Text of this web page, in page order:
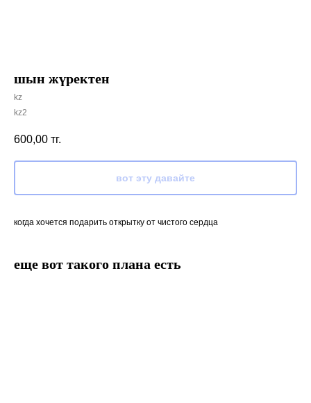
шын жүректен
kz
kz2
600,00 тг.
вот эту давайте
когда хочется подарить открытку от чистого сердца
еще вот такого плана есть